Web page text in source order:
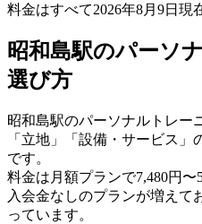
料金はすべて2026年8月9日 現
昭和島駅のパーソ
選び方
昭和島駅のパーソナルトレー
「立地」「設備・サービス
です。
料金は月額プランで7,480円〜
入会金なしのプランが増えて
っています。